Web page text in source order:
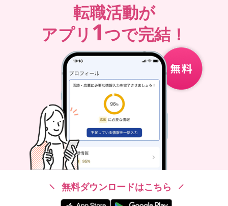
転職活動が
アプリ 1つで完結！
無料ダウンロードはこちら